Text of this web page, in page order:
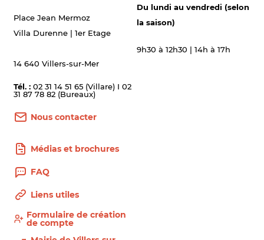
Place Jean Mermoz
Villa Durenne | 1er Etage
14 640 Villers-sur-Mer
Tél. : 02 31 14 51 65 (Villare) I 02
31 87 78 82 (Bureaux)
Nous contacter
Du lundi au vendredi (selon
la saison)
9h30 à 12h30 | 14h à 17h
Médias et brochures
FAQ
Liens utiles
Formulaire de création
de compte